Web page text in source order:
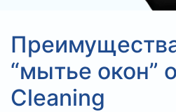
“мытье окон”
Cleaning